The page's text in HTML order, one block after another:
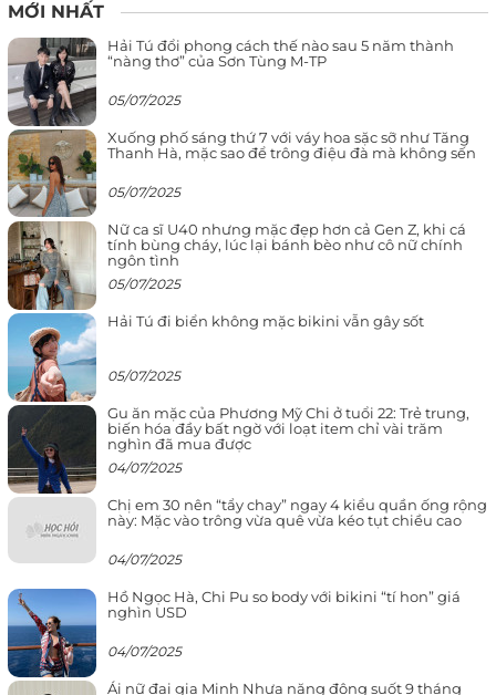
MỚI NHẤT
Hải Tú đổi phong cách thế nào sau 5 năm thành
“nàng thơ” của Sơn Tùng M-TP
05/07/2025
Xuống phố sáng thứ 7 với váy hoa sặc sỡ như Tăng
Thanh Hà, mặc sao để trông điệu đà mà không sến
05/07/2025
Nữ ca sĩ U40 nhưng mặc đẹp hơn cả Gen Z, khi cá
tính bùng cháy, lúc lại bánh bèo như cô nữ chính
ngôn tình
05/07/2025
Hải Tú đi biển không mặc bikini vẫn gây sốt
05/07/2025
Gu ăn mặc của Phương Mỹ Chi ở tuổi 22: Trẻ trung,
biến hóa đầy bất ngờ với loạt item chỉ vài trăm
nghìn đã mua được
04/07/2025
Chị em 30 nên “tẩy chay” ngay 4 kiểu quần ống rộng
này: Mặc vào trông vừa quê vừa kéo tụt chiều cao
04/07/2025
Hồ Ngọc Hà, Chi Pu so body với bikini “tí hon” giá
nghìn USD
04/07/2025
Ái nữ đại gia Minh Nhựa năng động suốt 9 tháng